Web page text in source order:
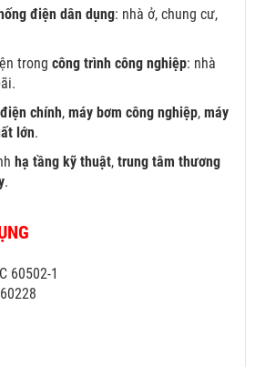
điện dân dụng: nhà ở, chung cư,
trong công trình công nghiệp: nhà
chính, máy bơm công nghiệp, máy
lớn.
hạ tầng kỹ thuật, trung tâm thương
.
60502-1